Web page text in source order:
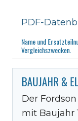
PDF-
Name und
Vergleichszwecken.
BAUJAHR &
Der
mit Baujahr